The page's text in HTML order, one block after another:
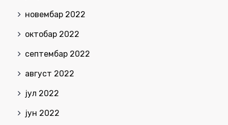
новембар 2022
октобар 2022
септембар 2022
август 2022
јул 2022
јун 2022